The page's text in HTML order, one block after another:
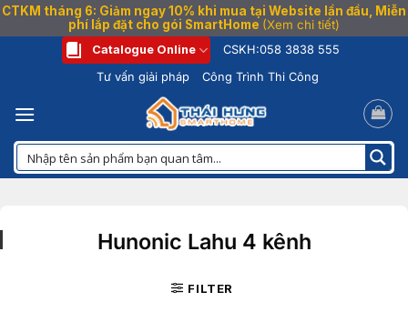
CTKM tháng 6: Giảm ngay 10% khi mua tại Website lần đầu, Miễn
phí lắp đặt cho gói SmartHome (Xem chi tiết)
dung
Catalogue Online CSKH:058 3838 555
Tư vấn giải pháp
Công Trình Thi Công
Hunonic Lahu 4 kênh
FILTER